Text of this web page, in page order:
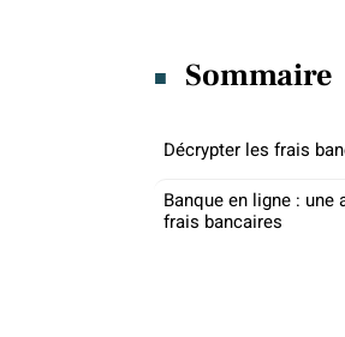
Sommaire
Décrypter les frais
Banque en ligne :
frais bancaires